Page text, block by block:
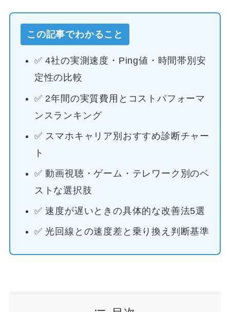
この記事でわかること
✅ 4社の実測速度・Ping値・時間帯別安
定性の比較
✅ 2年間の実質費用とコストパフォーマ
ンスランキング
✅ スマホキャリア別おすすめ診断チャー
ト
✅ 動画視聴・ゲーム・テレワーク別のベ
ストな選択肢
✅ 速度が遅いときの具体的な改善法5選
✅ 光回線との速度差と乗り換え判断基準